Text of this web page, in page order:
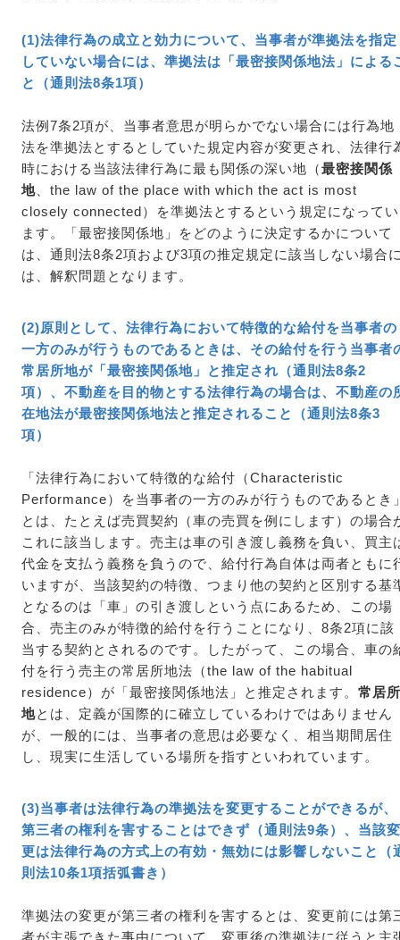
(1)法律行為の成立と効力について、当事者が準拠法を指定
していない場合には、準拠法は「最密接関係地法」による
と（通則法8条1項）
法例7条2項が、当事者意思が明らかでない場合には行為地
法を準拠法とするとしていた規定内容が変更され、法律行
時における当該法律行為に最も関係の深い地（最密接関係
地 、the law of the place with which the act is most
closely connected）を準拠法とするという規定になってい
ます。「最密接関係地」をどのように決定するかについて
は、通則法8条2項および3項の推定規定に該当しない場合
は、解釈問題となります。
(2)原則として、法律行為において特徴的な給付を当事者の
一方のみが行うものであるときは、その給付を行う当事者
常居所地が「最密接関係地」と推定され（通則法8条2
項）、不動産を目的物とする法律行為の場合は、不動産の
在地法が最密接関係地法と推定されること（通則法8条3
項）
「法律行為において特徴的な給付（Characteristic
Performance）を当事者の一方のみが行うものであるとき
とは、たとえば売買契約（車の売買を例にします）の場合
これに該当します。売主は車の引き渡し義務を負い、買主
代金を支払う義務を負うので、給付行為自体は両者ともに
いますが、当該契約の特徴、つまり他の契約と区別する基
となるのは「車」の引き渡しという点にあるため、この場
合、売主のみが特徴的給付を行うことになり、8条2項に該
当する契約とされるのです。したがって、この場合、車の
付を行う売主の常居所地法（the law of the habitual
residence）が「最密接関係地法」と推定されます。 常居所
地とは、定義が国際的に確立しているわけではありません
が、一般的には、当事者の意思は必要なく、相当期間居住
し、現実に生活している場所を指すといわれています。
(3)当事者は法律行為の準拠法を変更することができるが、
第三者の権利を害することはできず（通則法9条）、当該変
更は法律行為の方式上の有効・無効には影響しないこと（
則法10条1項括弧書き）
準拠法の変更が第三者の権利を害するとは、変更前には第
者が主張できた事由について、変更後の準拠法に従うと主